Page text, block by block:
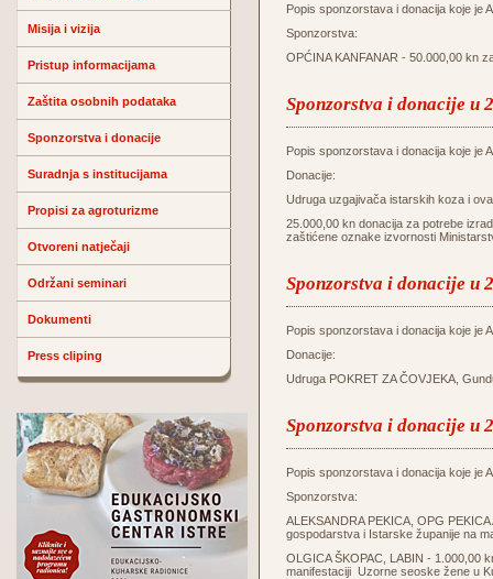
Misija i vizija
Pristup informacijama
Zaštita osobnih podataka
Sponzorstva i donacije
Suradnja s institucijama
Propisi za agroturizme
Otvoreni natječaji
Održani seminari
Dokumenti
Press cliping
Popis sponzorstava i donacija koje je
Sponzorstva:
OPĆINA KANFANAR - 50.000,00 kn
Sponzorstva i donacije u
Popis sponzorstava i donacija koje je
Donacije:
Udruga uzgajivača istarskih koza i
25.000,00 kn donacija za potrebe
zaštićene oznake izvornosti
Sponzorstva i donacije u
Popis sponzorstava i donacija koje je
Donacije:
Udruga POKRET ZA ČOVJEKA,
Sponzorstva i donacije u
Popis sponzorstava i donacija koje je
Sponzorstva:
ALEKSANDRA PEKICA, OPG
gospodarstva i Istarske županije na
OLGICA ŠKOPAC, LABIN - 1.000,00
manifestaciji Uzorne seoske žene u